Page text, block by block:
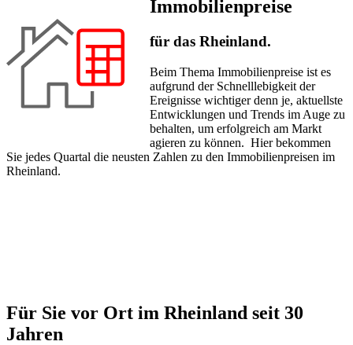
Immobilienpreise
für das Rheinland.
Beim Thema Immobilienpreise ist es
aufgrund der Schnelllebigkeit der
Ereignisse wichtiger denn je, aktuellste
Entwicklungen und Trends im Auge zu
behalten, um erfolgreich am Markt
agieren zu können. Hier bekommen
Sie jedes Quartal die neusten Zahlen zu den Immobilienpreisen im
Rheinland.
Für Sie vor Ort im Rheinland seit 30
Jahren